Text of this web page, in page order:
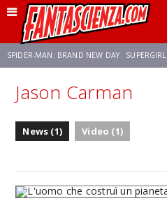
SPIDER-MAN: BRAND NEW DAY SUPERGIRL
FRANCO RICCIARDIELLO ZENDAYA
Jason Carman
News (1) Video (1)